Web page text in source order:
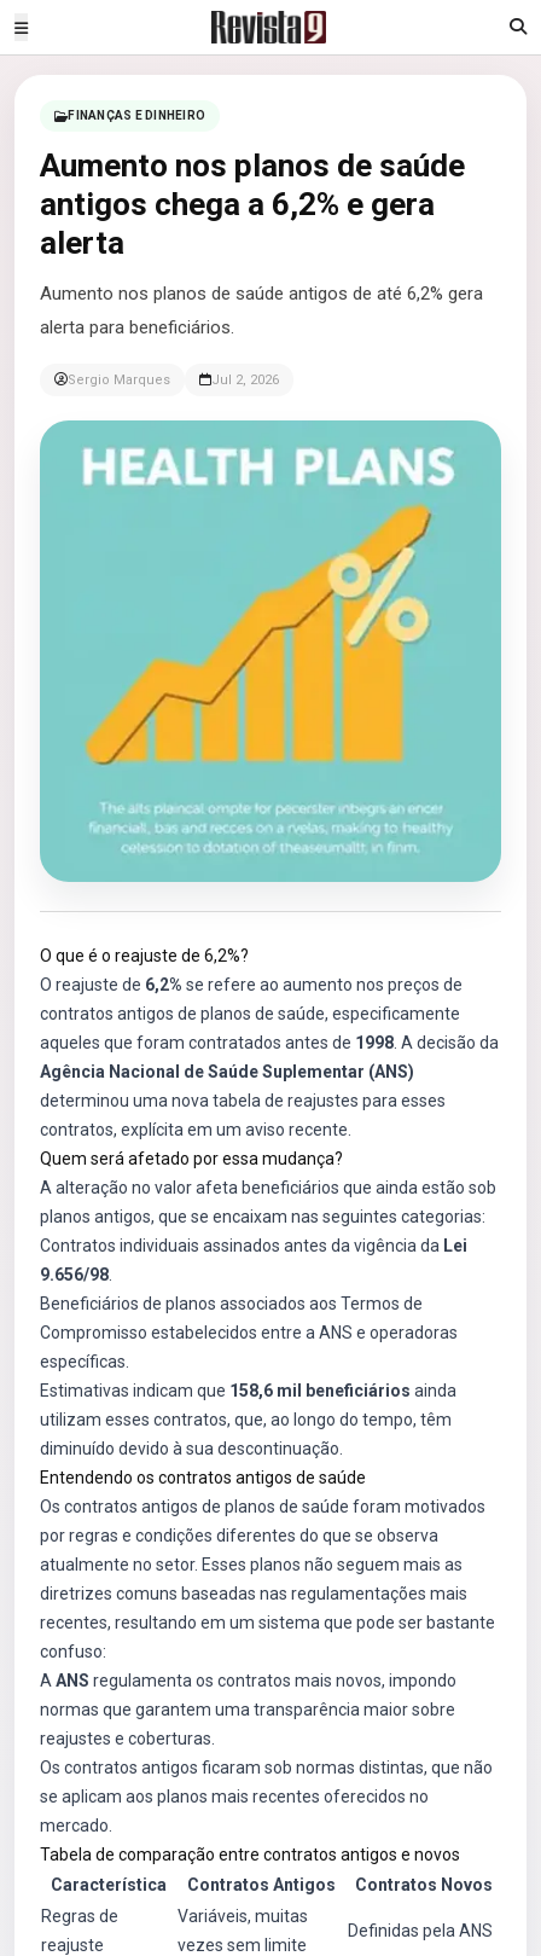
FINANÇAS E DINHEIRO
Aumento nos planos de saúde
antigos chega a 6,2% e gera
alerta
Aumento nos planos de saúde antigos de até 6,2% gera
alerta para beneficiários.
Sergio Marques Jul 2, 2026
O que é o reajuste de 6,2%?
O reajuste de 6,2% se refere ao aumento nos preços de
contratos antigos de planos de saúde, especificamente
aqueles que foram contratados antes de 1998 . A decisão da
Agência Nacional de Saúde Suplementar (ANS)
determinou uma nova tabela de reajustes para esses
contratos, explícita em um aviso recente.
Quem será afetado por essa mudança?
A alteração no valor afeta beneficiários que ainda estão sob
planos antigos, que se encaixam nas seguintes categorias:
Contratos individuais assinados antes da vigência da Lei
9.656/98
Beneficiários de planos associados aos Termos de
Compromisso estabelecidos entre a ANS e operadoras
específicas.
Estimativas indicam que 158,6 mil beneficiários ainda
utilizam esses contratos, que, ao longo do tempo, têm
diminuído devido à sua descontinuação.
Entendendo os contratos antigos de saúde
Os contratos antigos de planos de saúde foram motivados
por regras e condições diferentes do que se observa
atualmente no setor. Esses planos não seguem mais as
diretrizes comuns baseadas nas regulamentações mais
recentes, resultando em um sistema que pode ser bastante
confuso:
A ANS regulamenta os contratos mais novos, impondo
normas que garantem uma transparência maior sobre
reajustes e coberturas.
Os contratos antigos ficaram sob normas distintas, que não
se aplicam aos planos mais recentes oferecidos no
mercado.
Tabela de comparação entre contratos antigos e novos
Característica
Contratos Antigos
Contratos Novos
Regras de
reajuste
Variáveis, muitas
vezes sem limite
Definidas pela ANS